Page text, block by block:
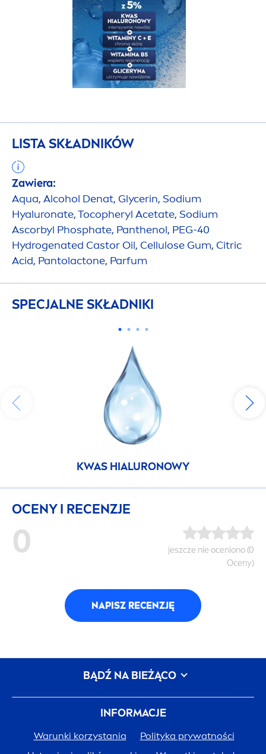
LISTA SKŁADNIKÓW
Zawiera:
Aqua, Alcohol Denat, Glycerin, Sodium
Hyaluronate, Tocopheryl Acetate, Sodium
Ascorbyl Phosphate, Panthenol, PEG-40
Hydrogenated Castor Oil, Cellulose Gum, Citric
Acid, Pantolactone, Parfum
SPECJALNE SKŁADNIKI
KWAS HIALURONOWY
OCENY I RECENZJE
0
jeszcze nie oceniono (0
Oceny)
NAPISZ RECENZJĘ
INFORMACJE
Warunki korzystania
Polityka prywatności
BĄDŹ NA BIEŻĄCO